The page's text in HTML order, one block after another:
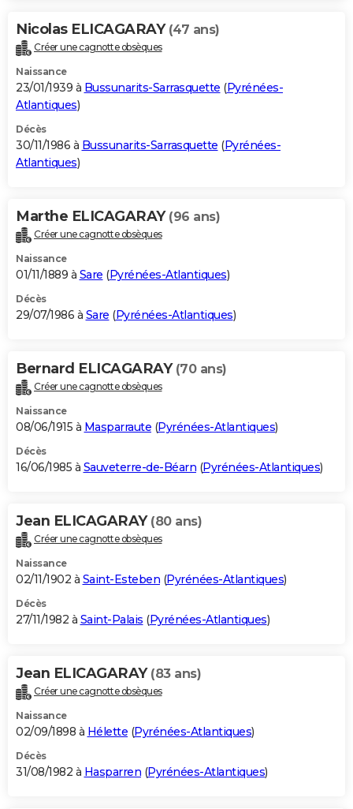
Nicolas ELICAGARAY (47 ans)
Créer une cagnotte obsèques
Naissance
23/01/1939 à Bussunarits-Sarrasquette (Pyrénées-
Atlantiques)
Décès
30/11/1986 à Bussunarits-Sarrasquette (Pyrénées-
Atlantiques)
Marthe ELICAGARAY (96 ans)
Créer une cagnotte obsèques
Naissance
01/11/1889 à Sare (Pyrénées-Atlantiques)
Décès
29/07/1986 à Sare (Pyrénées-Atlantiques)
Bernard ELICAGARAY (70 ans)
Créer une cagnotte obsèques
Naissance
08/06/1915 à Masparraute (Pyrénées-Atlantiques)
Décès
16/06/1985 à Sauveterre-de-Béarn (Pyrénées-Atlantiques)
Jean ELICAGARAY (80 ans)
Créer une cagnotte obsèques
Naissance
02/11/1902 à Saint-Esteben (Pyrénées-Atlantiques)
Décès
27/11/1982 à Saint-Palais (Pyrénées-Atlantiques)
Jean ELICAGARAY (83 ans)
Créer une cagnotte obsèques
Naissance
02/09/1898 à Hélette (Pyrénées-Atlantiques)
Décès
31/08/1982 à Hasparren (Pyrénées-Atlantiques)